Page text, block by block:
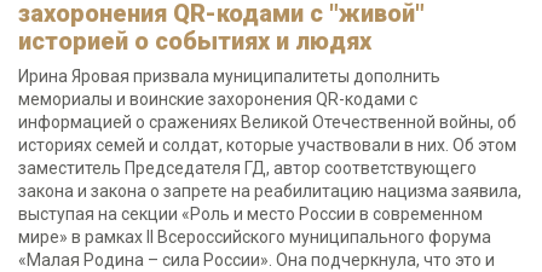
захоронения QR-кодами с "живой"
историей о событиях и людях
Ирина Яровая призвала муниципалитеты дополнить
мемориалы и воинские захоронения QR-кодами с
информацией о сражениях Великой Отечественной войны, об
историях семей и солдат, которые участвовали в них. Об этом
заместитель Председателя ГД, автор соответствующего
закона и закона о запрете на реабилитацию нацизма заявила,
выступая на секции «Роль и место России в современном
мире» в рамках II Всероссийского муниципального форума
«Малая Родина – сила России». Она подчеркнула, что это и